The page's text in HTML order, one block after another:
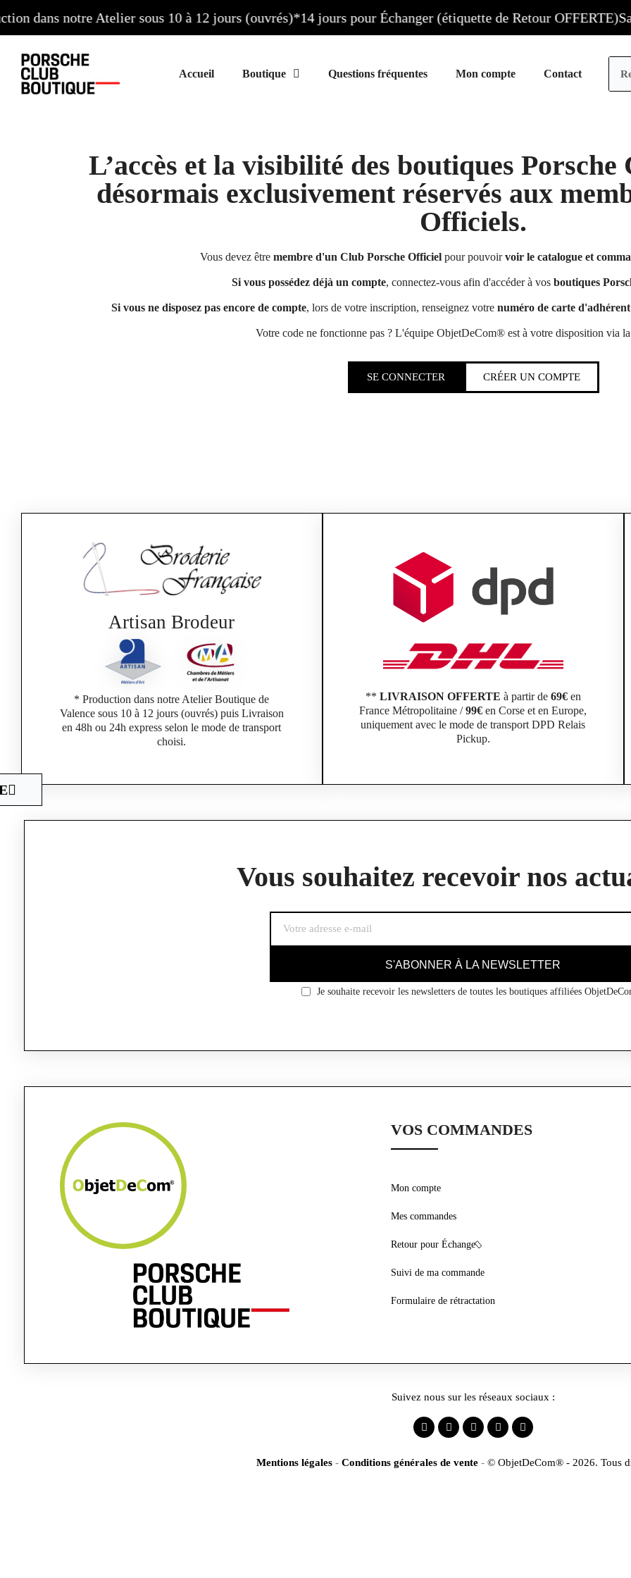
dans notre Atelier sous 10 à 12 jours (ouvrés)*14 jours pour Échanger (étiquette de Retour OFFERTE)
Accueil Questions fréquentes Mon compte Contact
L’accès et la visibilité des boutiques
désormais exclusivement réservés aux
Officiels.
Vous devez être membre d'un Club Porsche Officielpour pouvoirvoir le catalogue et
Si vous possédez déjà un compte, connectez-vous afin d'accéder à vos boutiques
Si vous ne disposez pas encore de compte, lors de votre inscription, renseignez votre numéro de carte d'adhérent
Votre code ne fonctionne pas ? L'équipe ObjetDeCom® est à votre disposition via la
SE CONNECTER CRÉER UN COMPTE
Artisan Brodeur
* Production dans notre Atelier Boutique de
Valence sous 10 à 12 jours (ouvrés) puis Livraison
en 48h ou 24h express selon le mode de transport
choisi.
** LIVRAISON OFFERTE à partir de 69€en
France Métropolitaine /99€ en Corse et en Europe,
uniquement avec le mode de transport DPD Relais
Pickup.
Vous souhaitez recevoir nos
S'ABONNER À LA NEWSLETTER
Je souhaite recevoir les newsletters de toutes les boutiques affiliées
VOS COMMANDES
Formulaire de rétractation
Mon compte
Mes commandes
Retour pour Échange
Suivi de ma commande
Suivez nous sur les réseaux sociaux :
Mentions légales- Conditions générales de vente- © ObjetDeCom® - 2026. Tous